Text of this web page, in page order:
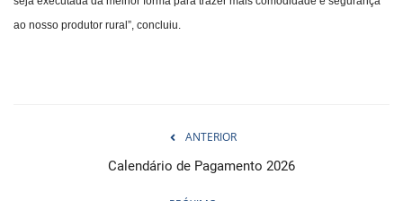
ao nosso produtor rural”, concluiu.
ANTERIOR
Calendário de Pagamento 2026